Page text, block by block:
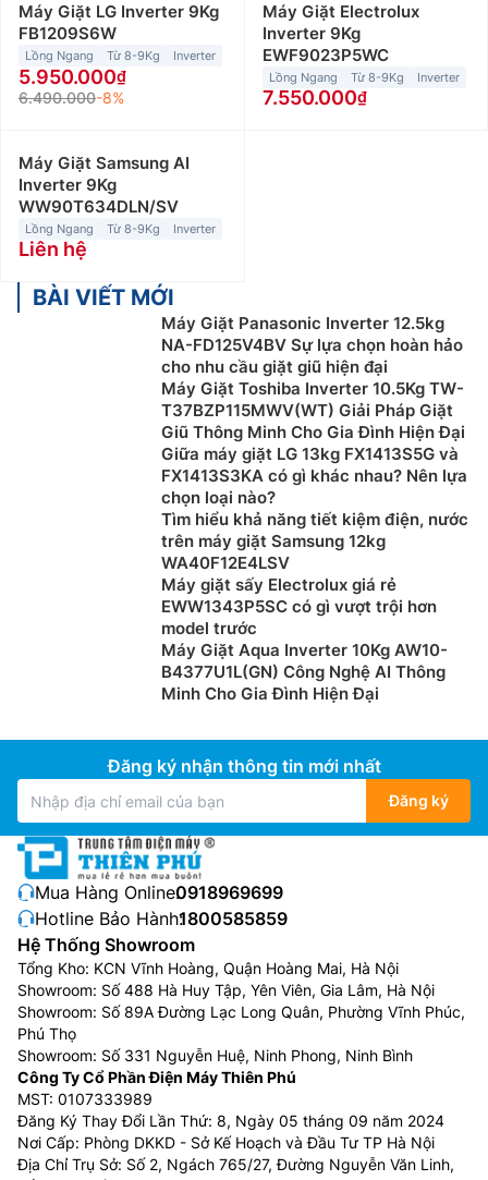
Máy Giặt LG Inverter 9Kg
FB1209S6W
Lồng Ngang Từ 8-9Kg Inverter
5.950.000
6.490.000-8%
Máy Giặt Electrolux
Inverter 9Kg
EWF9023P5WC
Lồng Ngang Từ 8-9Kg Inverter
7.550.000
Máy Giặt Samsung AI
Inverter 9Kg
WW90T634DLN/SV
Lồng Ngang Từ 8-9Kg Inverter
Liên hệ
BÀI VIẾT MỚI
Máy Giặt Panasonic Inverter 12.5kg
NA-FD125V4BV Sự lựa chọn hoàn hảo
cho nhu cầu giặt giũ hiện đại
Máy Giặt Toshiba Inverter 10.5Kg TW-
T37BZP115MWV(WT) Giải Pháp Giặt
Giũ Thông Minh Cho Gia Đình Hiện Đại
Giữa máy giặt LG 13kg FX1413S5G và
FX1413S3KA có gì khác nhau? Nên lựa
chọn loại nào?
Tìm hiểu khả năng tiết kiệm điện, nước
trên máy giặt Samsung 12kg
WA40F12E4LSV
Máy giặt sấy Electrolux giá rẻ
EWW1343P5SC có gì vượt trội hơn
model trước
Máy Giặt Aqua Inverter 10Kg AW10-
B4377U1L(GN) Công Nghệ AI Thông
Minh Cho Gia Đình Hiện Đại
Đăng ký nhận thông tin mới nhất
Đăng ký
Mua Hàng Online:0918969699
Hotline Bảo Hành:1800585859
Hệ Thống Showroom
Tổng Kho: KCN Vĩnh Hoàng, Quận Hoàng Mai, Hà Nội
Showroom: Số 488 Hà Huy Tập, Yên Viên, Gia Lâm, Hà Nội
Showroom: Số 89A Đường Lạc Long Quân, Phường Vĩnh Phúc,
Phú Thọ
Showroom: Số 331 Nguyễn Huệ, Ninh Phong, Ninh Bình
Công Ty Cổ Phần Điện Máy Thiên Phú
MST: 0107333989
Đăng Ký Thay Đổi Lần Thứ: 8, Ngày 05 tháng 09 năm 2024
Nơi Cấp: Phòng DKKD - Sở Kế Hoạch và Đầu Tư TP Hà Nội
Địa Chỉ Trụ Sở: Số 2, Ngách 765/27, Đường Nguyễn Văn Linh,